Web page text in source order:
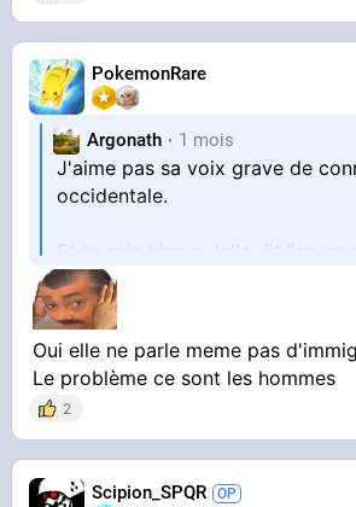
PokemonRare
Argonath 1 mois
J'aime pas sa voix grave de
occidentale.
Et tu sais bien qu'elle dit "on se
qu'il y a un problème dans notre
parlant des hommes en général,
la distinction ethnique cette
Oui elle ne parle meme pas
Le problème ce sont les hommes
2
Scipion_SPQR